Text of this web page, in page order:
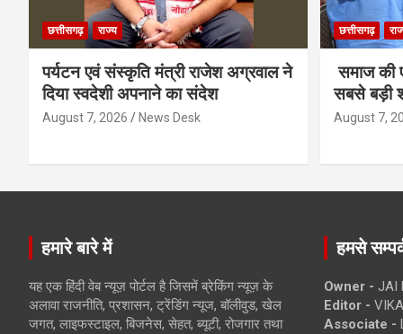
छत्तीसगढ़ राज्य
पर्यटन एवं संस्कृति मंत्री राजेश अग्रवाल ने
दिया स्वदेशी अपनाने का संदेश
August 7, 2026 News Desk
छत्तीसगढ़
समाज की
सबसे बड़ी
August 7,
हमारे बारे में
यह एक हिंदी वेब न्यूज़ पोर्टल है जिसमें ब्रेकिंग न्यूज़ के
अलावा राजनीति, प्रशासन, ट्रेंडिंग न्यूज, बॉलीवुड, खेल
जगत, लाइफस्टाइल, बिजनेस, सेहत, ब्यूटी, रोजगार तथा
हमसे
Owner - JAI
Editor -
Associate -